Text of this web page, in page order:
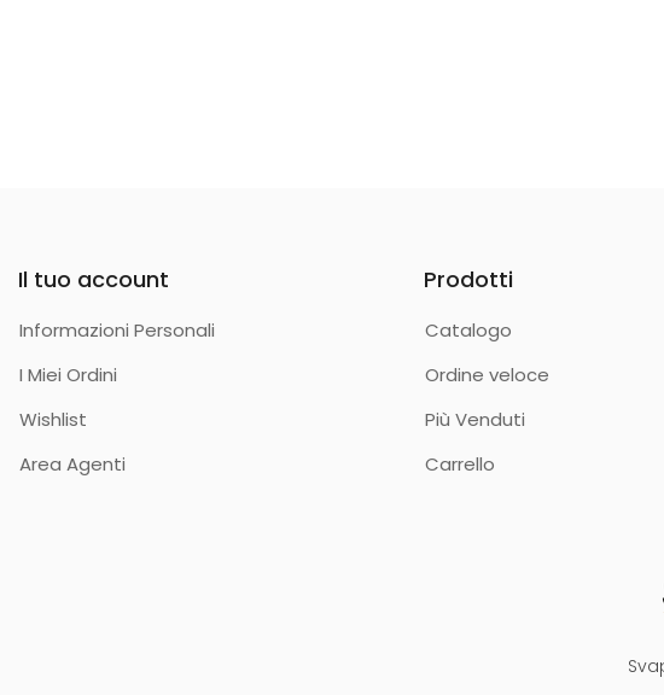
Il tuo account
Informazioni Personali
I Miei Ordini
Wishlist
Area Agenti
Prodotti
Catalogo
Ordine veloce
Più Venduti
Carrello